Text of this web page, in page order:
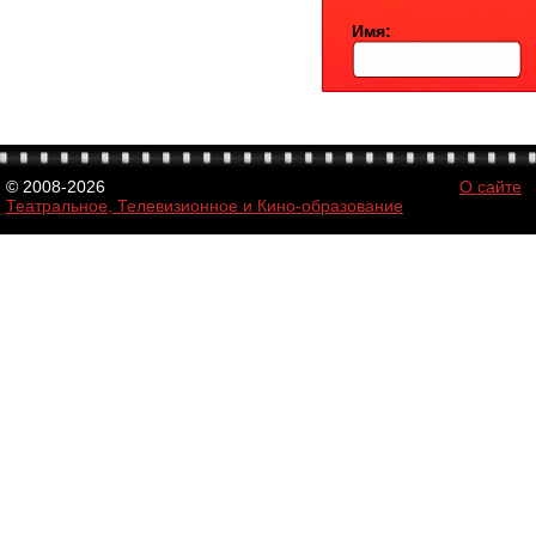
Имя:
© 2008-2026
Театральное, Телевизионное и Кино-образование
О сайте